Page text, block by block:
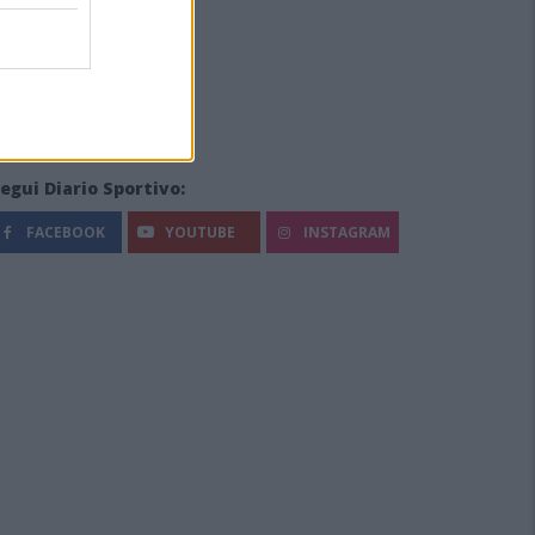
Diario Sportivo:
FACEBOOK YOUTUBE INSTAGRAM